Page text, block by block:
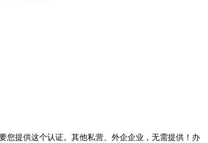
您提供这个认证。其他私营、外企企业，无需提供！办